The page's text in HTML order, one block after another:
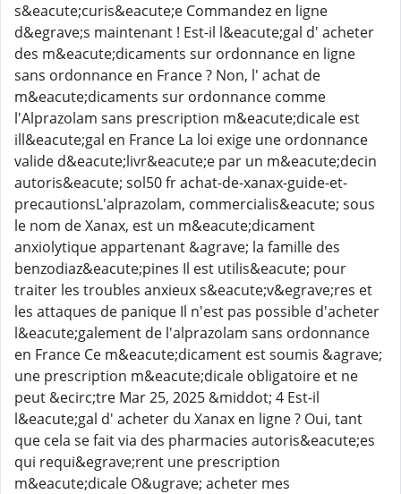
s&eacute;curis&eacute;e Commandez en ligne
d&egrave;s maintenant ! Est-il l&eacute;gal d' acheter
des m&eacute;dicaments sur ordonnance en ligne
sans ordonnance en France ? Non, l' achat de
m&eacute;dicaments sur ordonnance comme
l'Alprazolam sans prescription m&eacute;dicale est
ill&eacute;gal en France La loi exige une ordonnance
valide d&eacute;livr&eacute;e par un m&eacute;decin
autoris&eacute; sol50 fr achat-de-xanax-guide-et-
precautionsL'alprazolam, commercialis&eacute; sous
le nom de Xanax, est un m&eacute;dicament
anxiolytique appartenant &agrave; la famille des
benzodiaz&eacute;pines Il est utilis&eacute; pour
traiter les troubles anxieux s&eacute;v&egrave;res et
les attaques de panique Il n'est pas possible d'acheter
l&eacute;galement de l'alprazolam sans ordonnance
en France Ce m&eacute;dicament est soumis &agrave;
une prescription m&eacute;dicale obligatoire et ne
peut &ecirc;tre Mar 25, 2025 &middot; 4 Est-il
l&eacute;gal d' acheter du Xanax en ligne ? Oui, tant
que cela se fait via des pharmacies autoris&eacute;es
qui requi&egrave;rent une prescription
m&eacute;dicale O&ugrave; acheter mes